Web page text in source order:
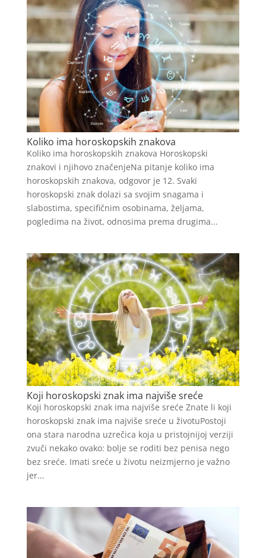
Koliko ima horoskopskih znakova
Koliko ima horoskopskih znakova Horoskopski
znakovi i njihovo značenjeNa pitanje koliko ima
horoskopskih znakova, odgovor je 12. Svaki
horoskopski znak dolazi sa svojim snagama i
slabostima, specifičnim osobinama, željama,
pogledima na život, odnosima prema drugima...
Koji horoskopski znak ima najviše sreće
Koji horoskopski znak ima najviše sreće Znate li koji
horoskopski znak ima najviše sreće u životuPostoji
ona stara narodna uzrečica koja u pristojnijoj verziji
zvuči nekako ovako: bolje se roditi bez penisa nego
bez sreće. Imati sreće u životu neizmjerno je važno
jer...